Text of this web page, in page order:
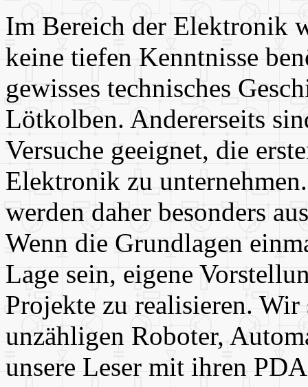
Im Bereich der Elektronik
keine tiefen Kenntnisse
gewisses technisches
Lötkolben. Andererseits
Versuche geeignet, die
Elektronik zu
werden daher besonders
Wenn die Grundlagen
Lage sein, eigene
Projekte zu realisieren. Wir
unzähligen Roboter,
unsere Leser mit ihren